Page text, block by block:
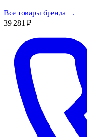
Все товары бренда →
39 281 ₽